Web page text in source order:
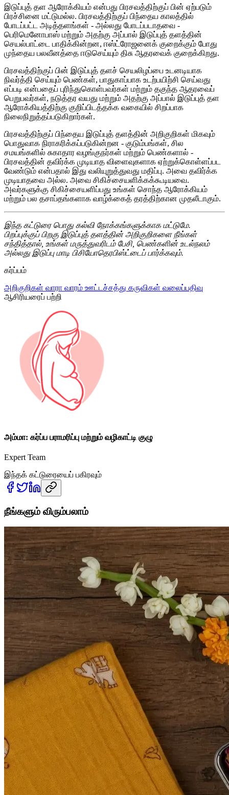
இடுப்புத் தள ஆரோக்கியம் என்பது பிரசவத்திற்குப் பின் ஏற்படும்
பிரச்சினை மட்டுமல்ல. பிரசவத்திற்குப் பிந்தைய காலத்தில்
போடப்பட்ட அடித்தளங்கள் - அல்லது போடப்படாதவை -
பெரிமெனோபாஸ் மற்றும் அதற்கு அப்பால் இடுப்புத் தளத்தின்
செயல்பாட்டை பாதிக்கின்றன, ஈஸ்ட்ரோஜனைக் குறைக்கும் போது
முந்தைய பலவீனத்தை ஈடுசெய்யும் திசு ஆதரவைக் குறைக்கிறது.
பிரசவத்திற்குப் பின் இடுப்புத் தளச் செயலிழப்பை உடனடியாக
நிவர்த்தி செய்யும் பெண்கள், பாதுகாப்பாக உடற்பயிற்சி செய்வது
எப்படி என்பதைப் புரிந்துகொள்பவர்கள் மற்றும் தகுந்த ஆதரவைப்
பெறுபவர்கள், நடுத்தர வயது மற்றும் அதற்கு அப்பால் இடுப்புத் தள
ஆரோக்கியத்திற்கு குறிப்பிடத்தக்க வகையில் சிறப்பாக
நிலைநிறுத்தப்படுகிறார்கள்.
பிரசவத்திற்குப் பிந்தைய இடுப்புத் தளத்தின் அறிகுறிகள் மிகவும்
பொதுவாக நிராகரிக்கப்படுகின்றன - குடும்பங்கள், சில
சமயங்களில் சுகாதார வழங்குநர்கள் மற்றும் பெண்களால் -
பிரசவத்தின் தவிர்க்க முடியாத விளைவுகளாக ஏற்றுக்கொள்ளப்பட
வேண்டும் என்பதால் இது வலியுறுத்துவது மதிப்பு. அவை தவிர்க்க
முடியாதவை அல்ல. அவை சிகிச்சையளிக்கக்கூடியவை.
அவர்களுக்கு சிகிச்சையளிப்பது உங்கள் சொந்த ஆரோக்கியம்
மற்றும் பல தசாப்தங்களாக வாழ்க்கைத் தரத்திற்கான முதலீடாகும்.
இந்த கட்டுரை பொது கல்வி நோக்கங்களுக்காக மட்டுமே.
பிறப்புக்குப் பிறகு இடுப்புத் தளத்தின் அறிகுறிகளை நீங்கள்
சந்தித்தால், உங்கள் மருத்துவரிடம் பேசி, பெண்களின் உடல்நலம்
அல்லது இடுப்பு மாடி பிசியோதெரபிஸ்ட்டைப் பார்க்கவும்.
கர்ப்பம்
அறிகுறிகள் வாரா வாரம் ஊட்டச்சத்து கருவிகள் வலைப்பதிவு
ஆசிரியரைப் பற்றி
அம்மா: கர்ப்ப பராமரிப்பு மற்றும் வழிகாட்டி குழு
Expert Team
இந்தக் கட்டுரையைப் பகிரவும்
நீங்களும் விரும்பலாம்